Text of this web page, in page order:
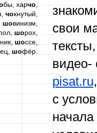
бы, харчо,
чокнутый,
шовинизм,
шорох,
шоссе,
шофёр.
свои
видео-
pisat.ru
с
начала